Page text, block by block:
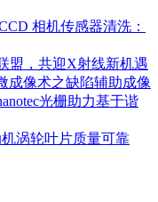
相机传感器清洗：
盟，共迎X射线新机遇
成像术之缺陷辅助成像
光栅助力基于谐
涡轮叶片质量可靠